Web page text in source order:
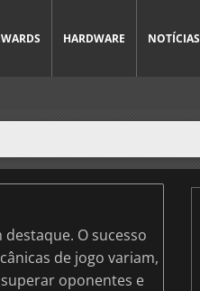
HARDWARE NOTÍCIAS
O sucesso
de jogo variam,
oponentes e